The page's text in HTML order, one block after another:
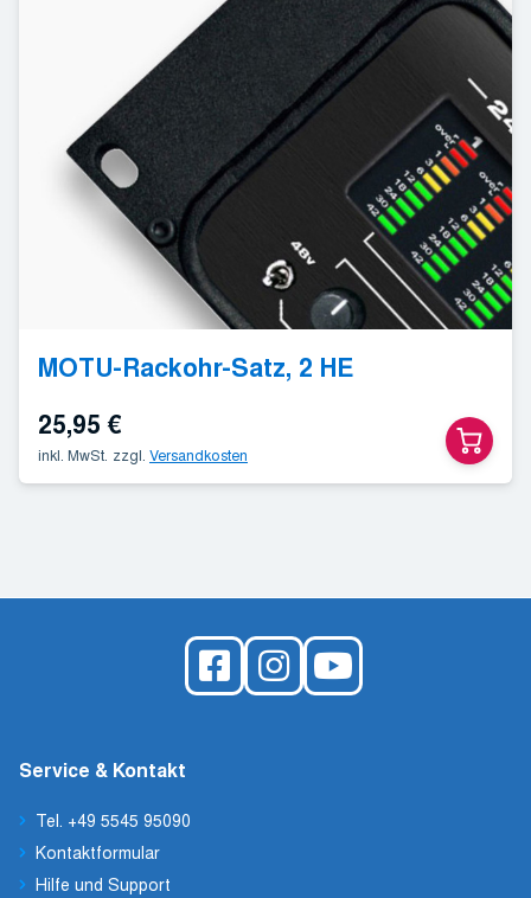
MOTU-Rackohr-Satz, 2 HE
25,95 €
inkl. MwSt. zzgl. Versandkosten
Service & Kontakt
Tel. +49 5545 95090
Kontaktformular
Hilfe und Support